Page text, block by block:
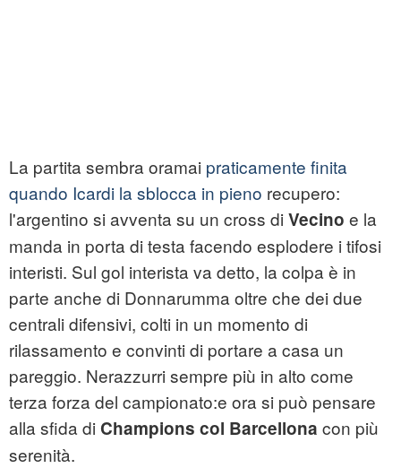
La partita sembra oramai praticamente finita
quando Icardi la sblocca in pieno recupero:
l'argentino si avventa su un cross di Vecino e la
manda in porta di testa facendo esplodere i tifosi
interisti. Sul gol interista va detto, la colpa è in
parte anche di Donnarumma oltre che dei due
centrali difensivi, colti in un momento di
rilassamento e convinti di portare a casa un
pareggio. Nerazzurri sempre più in alto come
terza forza del campionato:e ora si può pensare
alla sfida di Champions col Barcellona con più
serenità.